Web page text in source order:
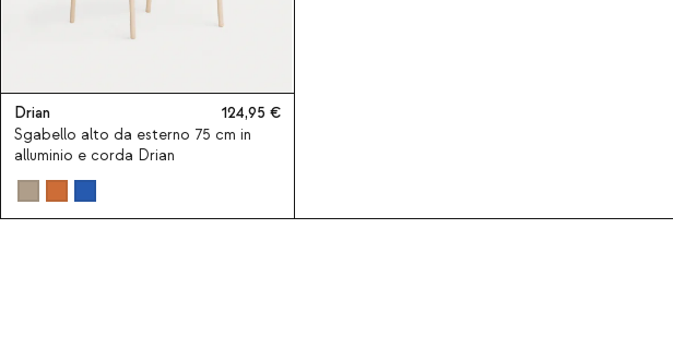
Drian
124,95
Sgabello alto da esterno 75 cm in
alluminio e corda Drian